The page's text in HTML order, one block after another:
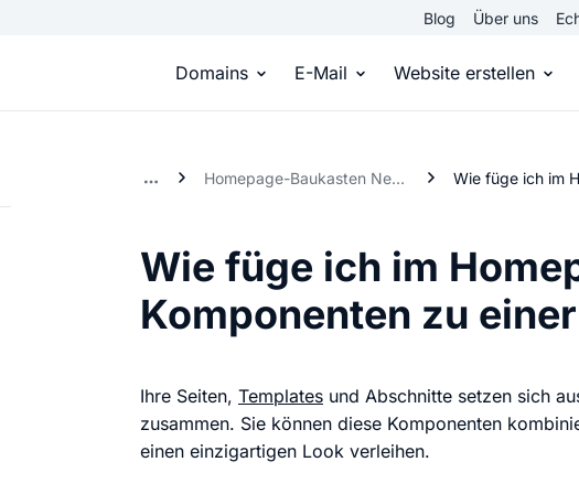
Blog Über uns
Domains
Domain kaufen
Du hast die Idee, wir die passende Domain
Top Level Domains
Über 950 Domain-Endungen aus aller Welt
Domain registrieren
Einfach & schnell beim Domain-Profi
E-Mail
Eigene Email Domain
Erstelle Deine eigene E-
E-Mail-Hosting
Zugriff auf E-Mails immer
Website erstellen
Website
Erstelle
Eigene
Online-
Bringe
Homepage-Baukasten Neue Generation
Wie füge ich im
Komponenten zu
Ihre Seiten, Templates und Abschnitte setzen sich
zusammen. Sie können diese Komponenten
einen einzigartigen Look verleihen.